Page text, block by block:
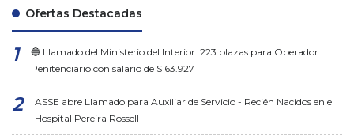
Ofertas Destacadas
🔵 Llamado del Ministerio del Interior: 223 plazas para Operador
Penitenciario con salario de $ 63.927
ASSE abre Llamado para Auxiliar de Servicio - Recién Nacidos en el
Hospital Pereira Rossell